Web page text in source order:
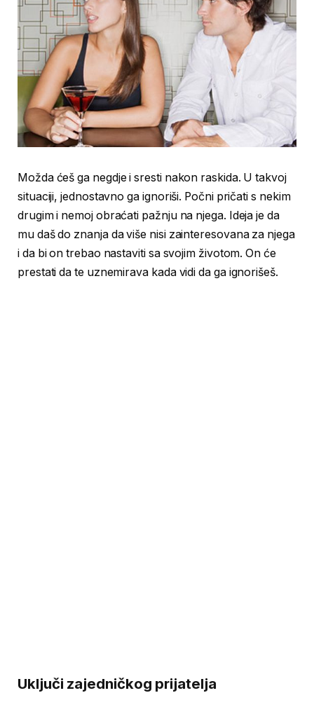
Možda ćeš ga negdje i sresti nakon raskida. U takvoj
situaciji, jednostavno ga ignoriši. Počni pričati s nekim
drugim i nemoj obraćati pažnju na njega. Ideja je da
mu daš do znanja da više nisi zainteresovana za njega
i da bi on trebao nastaviti sa svojim životom. On će
prestati da te uznemirava kada vidi da ga ignorišeš.
Uključi zajedničkog prijatelja